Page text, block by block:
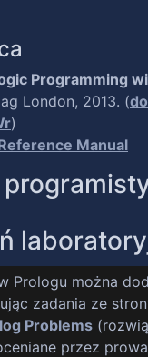
Programming
London, 2013. (
)
Manual
Prologu można
zadania ze
Problems
przez